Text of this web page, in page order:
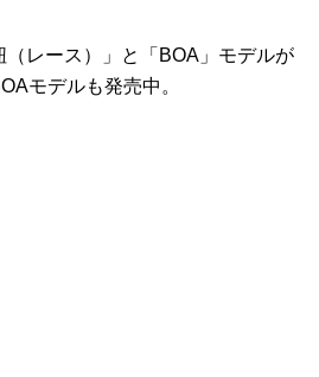
レース）」と「BOA」モデルが
モデルも発売中。